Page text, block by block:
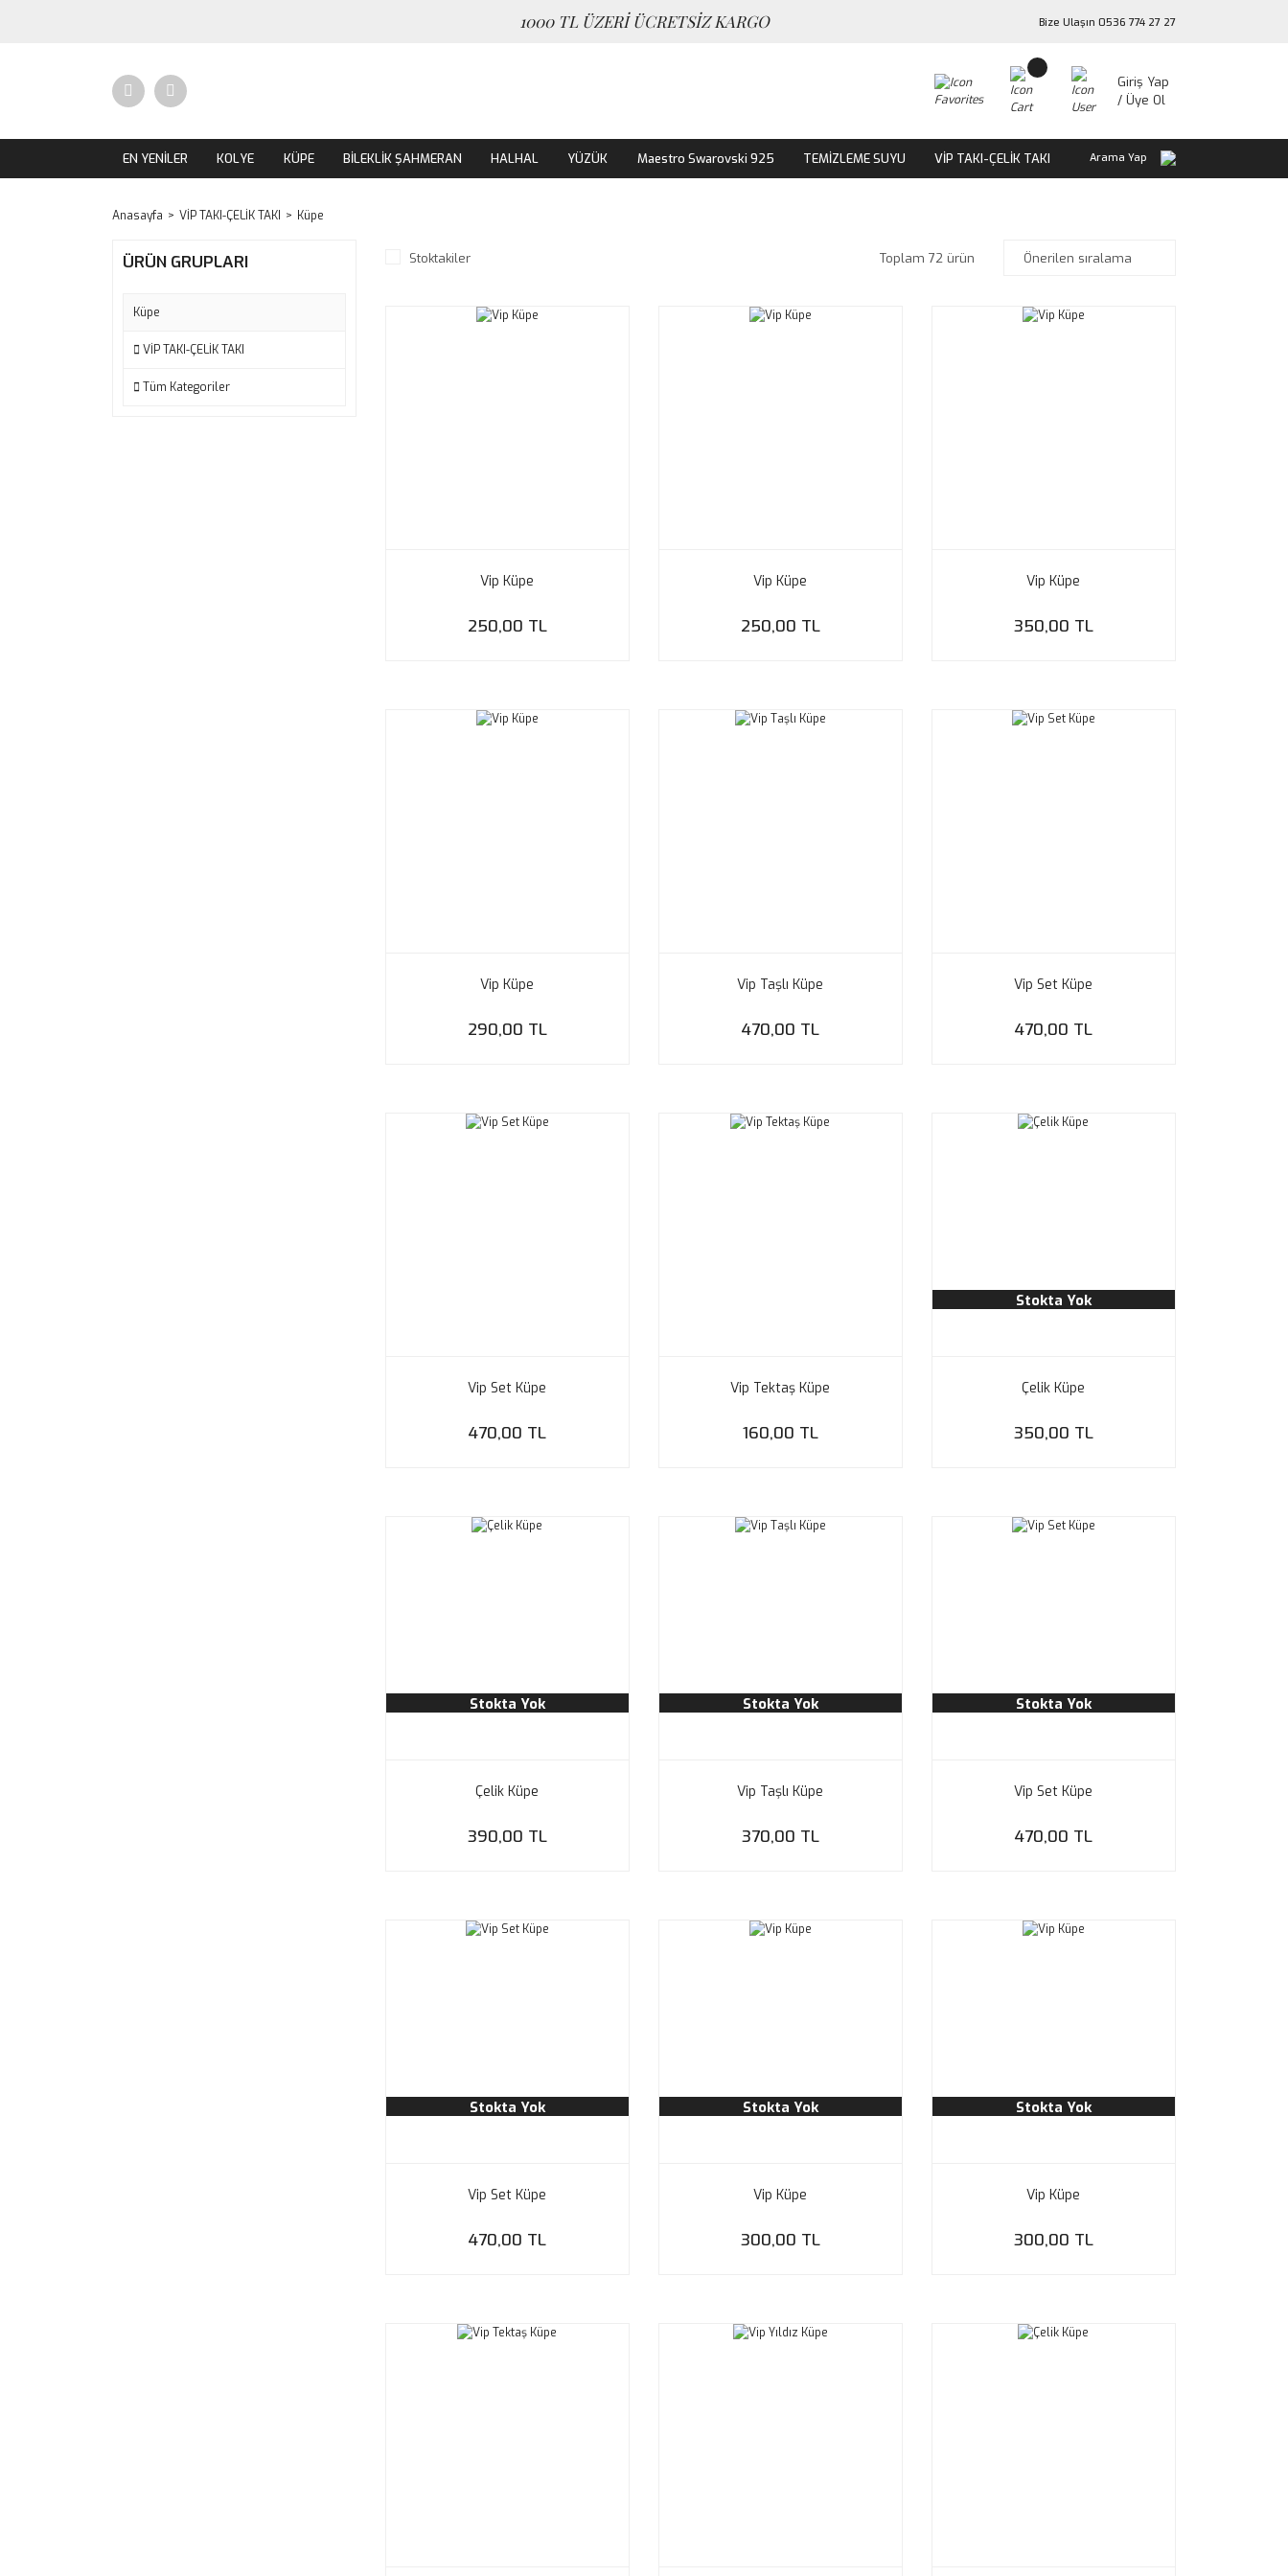
1000 TL ÜZERİ ÜCRETSİZ KARGO Bize Ulaşın 0536 774 27 27
Giriş Yap
/ Üye Ol
EN YENİLER KOLYE KÜPE BİLEKLİK ŞAHMERAN HALHAL YÜZÜK Maestro Swarovski 925 TEMİZLEME SUYU VİP TAKI-ÇELİK TAKI Arama Yap
Anasayfa VİP TAKI-ÇELİK TAKI Küpe
ÜRÜN GRUPLARI
Küpe
VİP TAKI-ÇELİK TAKI
Tüm Kategoriler
Stoktakiler Toplam 72 ürün
Vip Küpe
250,00 TL
Vip Küpe
250,00 TL
Vip Küpe
350,00 TL
Vip Küpe
290,00 TL
Vip Taşlı Küpe
470,00 TL
Vip Set Küpe
470,00 TL
Vip Set Küpe
470,00 TL
Vip Tektaş Küpe
160,00 TL
Stokta Yok
Çelik Küpe
350,00 TL
Stokta Yok
Çelik Küpe
390,00 TL
Stokta Yok
Vip Taşlı Küpe
370,00 TL
Stokta Yok
Vip Set Küpe
470,00 TL
Stokta Yok
Vip Set Küpe
470,00 TL
Stokta Yok
Vip Küpe
300,00 TL
Stokta Yok
Vip Küpe
300,00 TL